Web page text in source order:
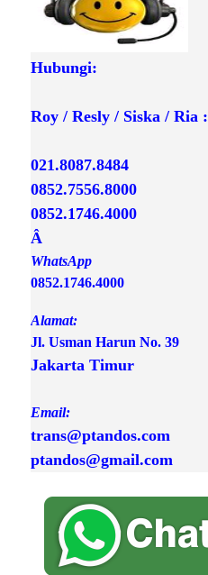
Hubungi:
Roy / Resly / Siska / Ria :
021.8087.8484
0852.7556.8000
0852.1746.4000
Â
0852.1746.4000
Alamat:
Jl. Usman Harun No. 39
Jakarta Timur
Email:
trans@ptandos.com
ptandos@gmail.com